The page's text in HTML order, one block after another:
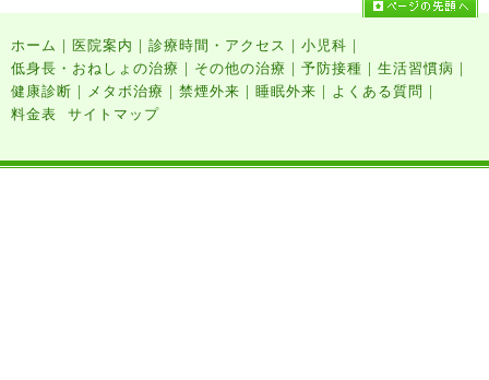
ホーム | 医院案内 | 診療時間・アクセス | 小児科 |
低身長・おねしょの治療 | その他の治療 | 予防接種 | 生活習慣病 |
健康診断 | メタボ治療 | 禁煙外来 | 睡眠外来 | よくある質問 |
料金表 サイトマップ